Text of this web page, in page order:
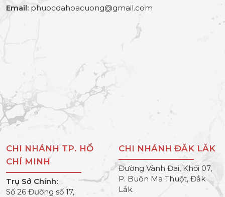
Email: phuocdahoacuong@gmail.com
CHI NHÁNH TP. HỒ
CHÍ MINH
Trụ Sở Chính:
Số 26 Đường số 17,
CHI NHÁNH ĐĂK LĂK
Đường Vành Đai, Khối 07,
P. Buôn Ma Thuột, Đắk
Lắk.